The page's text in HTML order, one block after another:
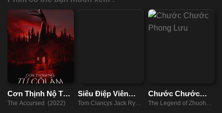
Cơn Thịnh Nộ Từ
Cõi Âm
The Accursed (2022)
Siêu Điệp Viên
(Phần 2)
Tom Clancys Jack Ryan
Chước Chước
Phong Lưu
The Legend of Zhuohua